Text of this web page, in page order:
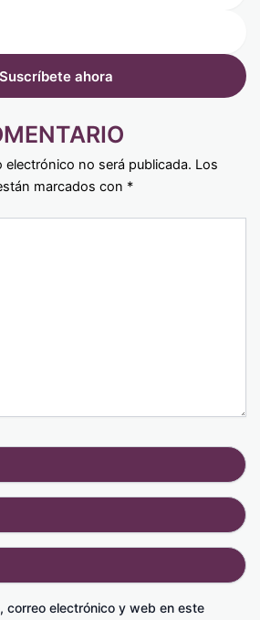
electrónico no será publicada. Los
marcados con *
correo electrónico y web en este